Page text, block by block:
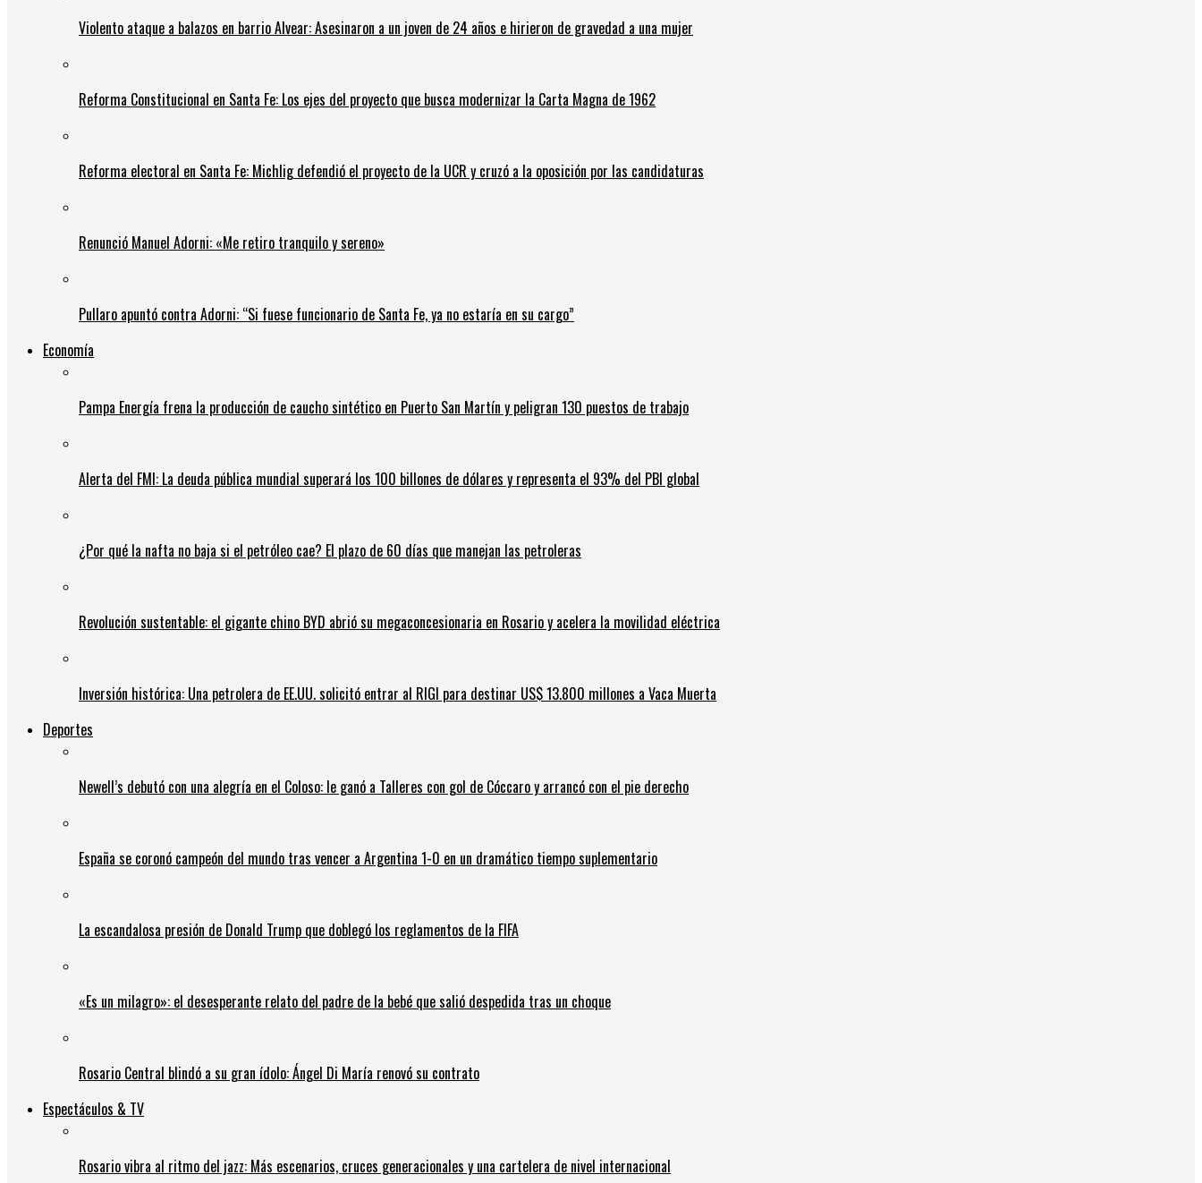
Violento ataque a balazos en barrio Alvear: Asesinaron a un joven de 24 años e hirieron de gravedad a una mujer
Reforma Constitucional en Santa Fe: Los ejes del proyecto que busca modernizar la Carta Magna de 1962
Reforma electoral en Santa Fe: Michlig defendió el proyecto de la UCR y cruzó a la oposición por las candidaturas
Renunció Manuel Adorni: «Me retiro tranquilo y sereno»
Pullaro apuntó contra Adorni: “Si fuese funcionario de Santa Fe, ya no estaría en su cargo”
Economía
Pampa Energía frena la producción de caucho sintético en Puerto San Martín y peligran 130 puestos de trabajo
Alerta del FMI: La deuda pública mundial superará los 100 billones de dólares y representa el 93% del PBI global
¿Por qué la nafta no baja si el petróleo cae? El plazo de 60 días que manejan las petroleras
Revolución sustentable: el gigante chino BYD abrió su megaconcesionaria en Rosario y acelera la movilidad eléctrica
Inversión histórica: Una petrolera de EE.UU. solicitó entrar al RIGI para destinar US$ 13.800 millones a Vaca Muerta
Deportes
Newell’s debutó con una alegría en el Coloso: le ganó a Talleres con gol de Cóccaro y arrancó con el pie derecho
España se coronó campeón del mundo tras vencer a Argentina 1-0 en un dramático tiempo suplementario
La escandalosa presión de Donald Trump que doblegó los reglamentos de la FIFA
«Es un milagro»: el desesperante relato del padre de la bebé que salió despedida tras un choque
Rosario Central blindó a su gran ídolo: Ángel Di María renovó su contrato
Espectáculos & TV
Rosario vibra al ritmo del jazz: Más escenarios, cruces generacionales y una cartelera de nivel internacional